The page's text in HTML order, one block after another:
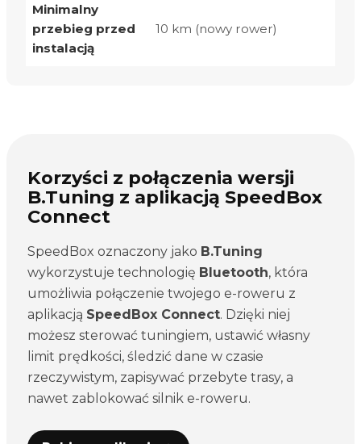
Minimalny
przebieg przed
instalacją
10 km (nowy rower)
Korzyści z połączenia wersji
B.Tuning z aplikacją SpeedBox
Connect
SpeedBox oznaczony jako B.Tuning
wykorzystuje technologię Bluetooth, która
umożliwia połączenie twojego e-roweru z
aplikacją SpeedBox Connect. Dzięki niej
możesz sterować tuningiem, ustawić własny
limit prędkości, śledzić dane w czasie
rzeczywistym, zapisywać przebyte trasy, a
nawet zablokować silnik e-roweru.